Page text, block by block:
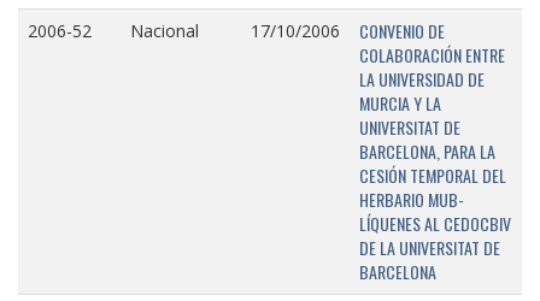
2006-52 Nacional 17/10/2006
CONVENIO DE
COLABORACIÓN ENTRE
LA UNIVERSIDAD DE
MURCIA Y LA
UNIVERSITAT DE
BARCELONA, PARA LA
CESIÓN TEMPORAL DEL
HERBARIO MUB-
LÍQUENES AL CEDOCBIV
DE LA UNIVERSITAT DE
BARCELONA